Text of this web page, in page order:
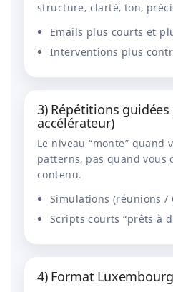
structure, clarté, ton,
Emails plus courts et
Interventions plus
3) Répétitions guidées
accélérateur)
Le niveau “monte” quand
patterns, pas quand vous
contenu.
Simulations (réunions /
Scripts courts “prêts à
4) Format Luxembourg